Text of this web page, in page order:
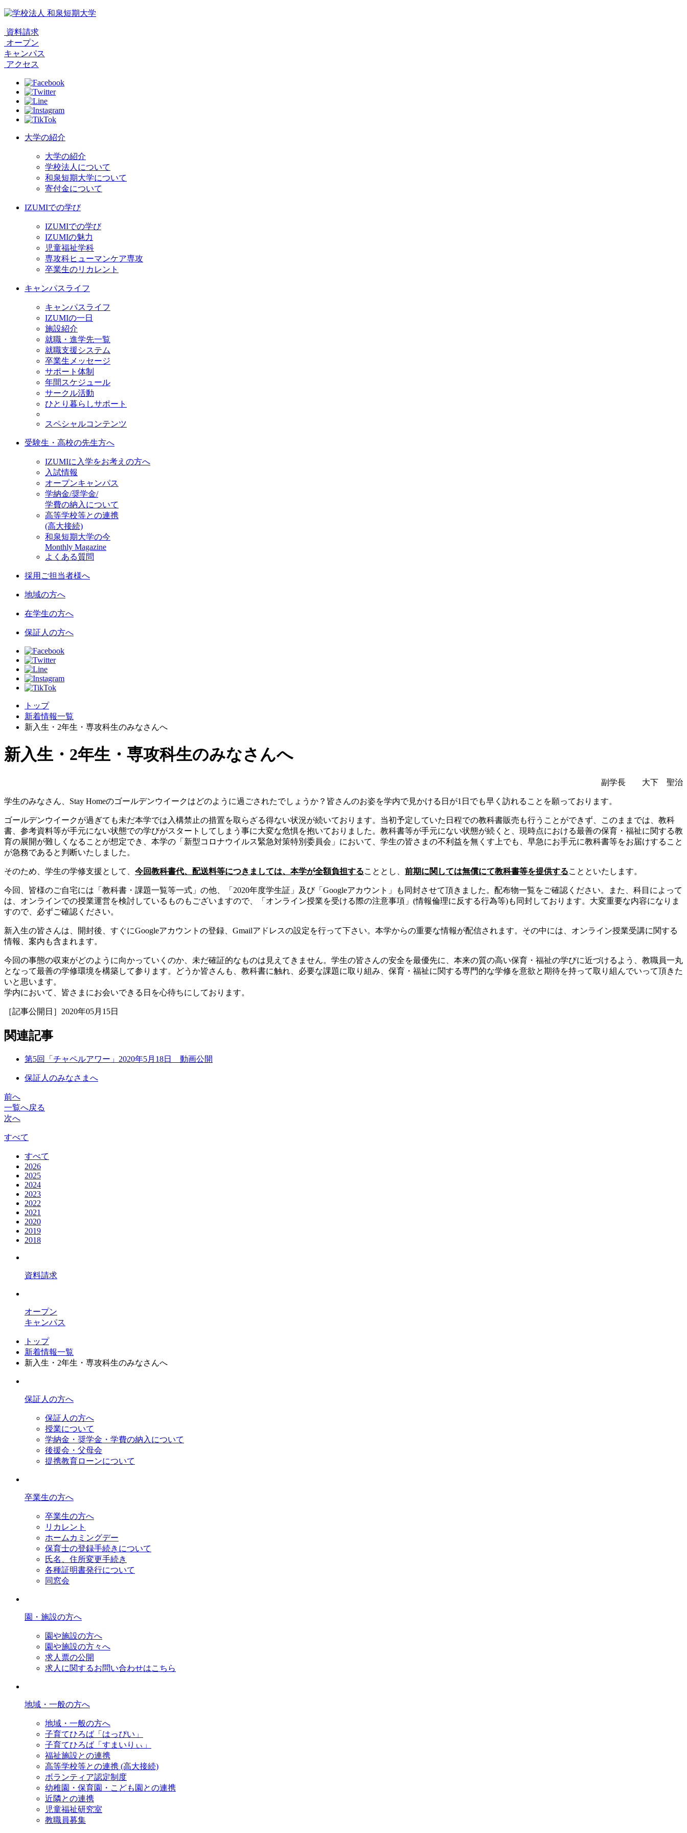
資料請求
オープン
キャンパス
アクセス
大学の紹介
大学の紹介
学校法人について
和泉短期大学について
寄付金について
IZUMIでの学び
IZUMIでの学び
IZUMIの魅力
児童福祉学科
専攻科ヒューマンケア専攻
卒業生のリカレント
キャンパスライフ
キャンパスライフ
IZUMIの一日
施設紹介
就職・進学先一覧
就職支援システム
卒業生メッセージ
サポート体制
年間スケジュール
サークル活動
ひとり暮らしサポート
スペシャルコンテンツ
受験生・高校の先生方へ
IZUMIに入学をお考えの方へ
入試情報
オープンキャンパス
学納金/奨学金/
学費の納入について
高等学校等との連携
(高大接続)
和泉短期大学の今
Monthly Magazine
よくある質問
採用ご担当者様へ
地域の方へ
在学生の方へ
保証人の方へ
トップ
新着情報一覧
新入生・2年生・専攻科生のみなさんへ
新入生・2年生・専攻科生のみなさんへ
副学長 大下 聖治
学生のみなさん、Stay Homeのゴールデンウイークはどのように過ごされたでしょうか？皆さんのお姿を学内で見かける日が1日でも早く訪れることを願っております。
ゴールデンウイークが過ぎても未だ本学では入構禁止の措置を取らざる得ない状況が続いております。当初予定していた日程での教科書販売も行うことができず、このままでは、教科
書、参考資料等が手元にない状態での学びがスタートしてしまう事に大変な危惧を抱いておりました。教科書等が手元にない状態が続くと、現時点における最善の保育・福祉に関する教
育の展開が難しくなることが想定でき、本学の「新型コロナウイルス緊急対策特別委員会」において、学生の皆さまの不利益を無くす上でも、早急にお手元に教科書等をお届けすること
が急務であると判断いたしました。
そのため、学生の学修支援として、 今回教科書代、配送料等につきましては、本学が全額負担することとし、 前期に関しては無償にて教科書等を提供することといたします。
今回、皆様のご自宅には「教科書・課題一覧等一式」の他、「2020年度学生証」及び「Googleアカウント」も同封させて頂きました。配布物一覧をご確認ください。また、科目によって
は、オンラインでの授業運営を検討しているものもございますので、「オンライン授業を受ける際の注意事項」(情報倫理に反する行為等)も同封しております。大変重要な内容になりま
すので、必ずご確認ください。
新入生の皆さんは、開封後、すぐにGoogleアカウントの登録、Gmailアドレスの設定を行って下さい。本学からの重要な情報が配信されます。その中には、オンライン授業受講に関する
情報、案内も含まれます。
今回の事態の収束がどのように向かっていくのか、未だ確証的なものは見えてきません。学生の皆さんの安全を最優先に、本来の質の高い保育・福祉の学びに近づけるよう、教職員一丸
となって最善の学修環境を構築して参ります。どうか皆さんも、教科書に触れ、必要な課題に取り組み、保育・福祉に関する専門的な学修を意欲と期待を持って取り組んでいって頂きた
いと思います。
学内において、皆さまにお会いできる日を心待ちにしております。
［記事公開日］2020年05月15日
関連記事
第5回「チャペルアワー」2020年5月18日 動画公開
保証人のみなさまへ
前へ
一覧へ戻る
次へ
すべて
すべて
2026
2025
2024
2023
2022
2021
2020
2019
2018
資料請求
オープン
キャンパス
トップ
新着情報一覧
新入生・2年生・専攻科生のみなさんへ
保証人の方へ
保証人の方へ
授業について
学納金・奨学金・学費の納入について
後援会・父母会
提携教育ローンについて
卒業生の方へ
卒業生の方へ
リカレント
ホームカミングデー
保育士の登録手続きについて
氏名、住所変更手続き
各種証明書発行について
同窓会
園・施設の方へ
園や施設の方へ
園や施設の方々へ
求人票の公開
求人に関するお問い合わせはこちら
地域・一般の方へ
地域・一般の方へ
子育てひろば「はっぴい」
子育てひろば「すまいりぃ」
福祉施設との連携
高等学校等との連携 (高大接続)
ボランティア認定制度
幼稚園・保育園・こども園との連携
近隣との連携
児童福祉研究室
教職員募集